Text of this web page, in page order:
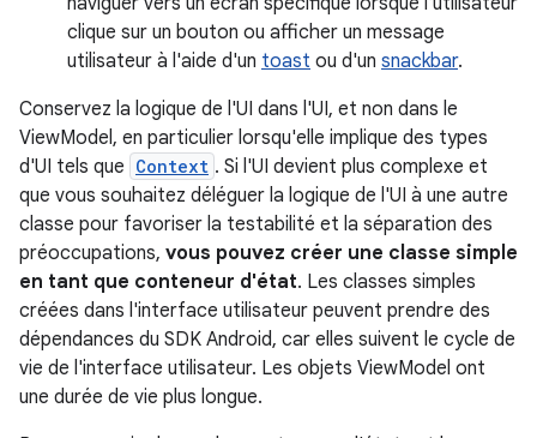
clique sur un bouton ou afficher un message
utilisateur à l'aide d'un toast ou d'un snackbar.
Conservez la logique de l'UI dans l'UI, et non dans le
ViewModel, en particulier lorsqu'elle implique des types
d'UI tels que Context . Si l'UI devient plus complexe et
que vous souhaitez déléguer la logique de l'UI à une autre
classe pour favoriser la testabilité et la séparation des
préoccupations, vous pouvez créer une classe simple
en tant que conteneur d'état. Les classes simples
créées dans l'interface utilisateur peuvent prendre des
dépendances du SDK Android, car elles suivent le cycle de
vie de l'interface utilisateur. Les objets ViewModel ont
une durée de vie plus longue.